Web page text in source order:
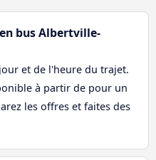
bus Albertville-
et de l'heure du trajet.
à partir de pour un
les offres et faites des